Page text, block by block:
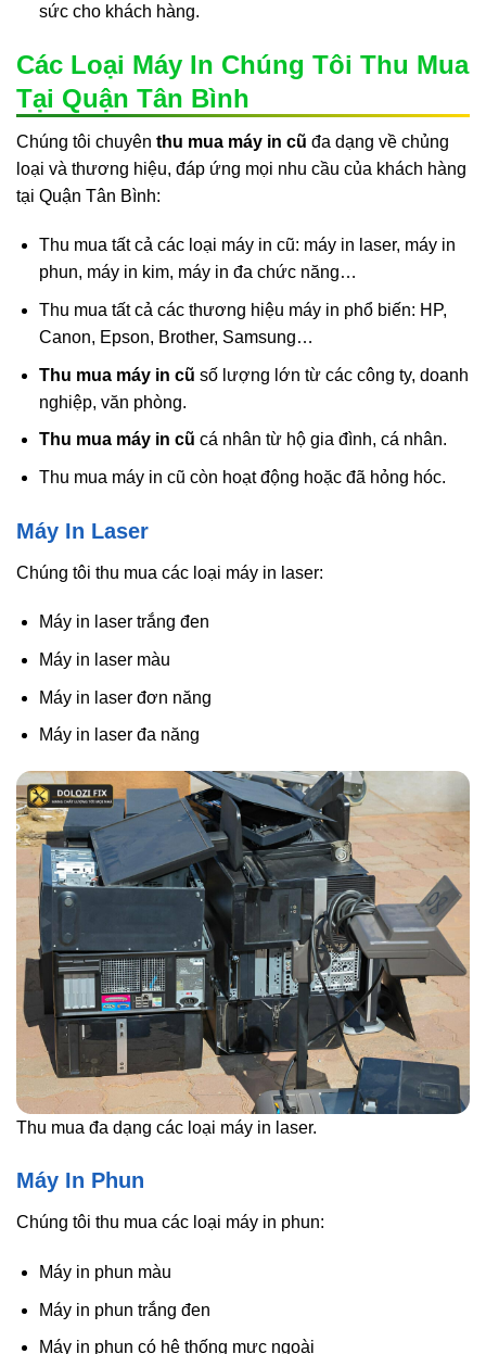
sức cho khách hàng.
Các Loại Máy In Chúng Tôi Thu Mua
Tại Quận Tân Bình
Chúng tôi chuyên thu mua máy in cũ đa dạng về chủng
loại và thương hiệu, đáp ứng mọi nhu cầu của khách hàng
tại Quận Tân Bình:
Thu mua tất cả các loại máy in cũ: máy in laser, máy in
phun, máy in kim, máy in đa chức năng…
Thu mua tất cả các thương hiệu máy in phổ biến: HP,
Canon, Epson, Brother, Samsung…
Thu mua máy in cũ số lượng lớn từ các công ty, doanh
nghiệp, văn phòng.
Thu mua máy in cũ cá nhân từ hộ gia đình, cá nhân.
Thu mua máy in cũ còn hoạt động hoặc đã hỏng hóc.
Máy In Laser
Chúng tôi thu mua các loại máy in laser:
Máy in laser trắng đen
Máy in laser màu
Máy in laser đơn năng
Máy in laser đa năng
Thu mua đa dạng các loại máy in laser.
Máy In Phun
Chúng tôi thu mua các loại máy in phun:
Máy in phun màu
Máy in phun trắng đen
Máy in phun có hệ thống mực ngoài